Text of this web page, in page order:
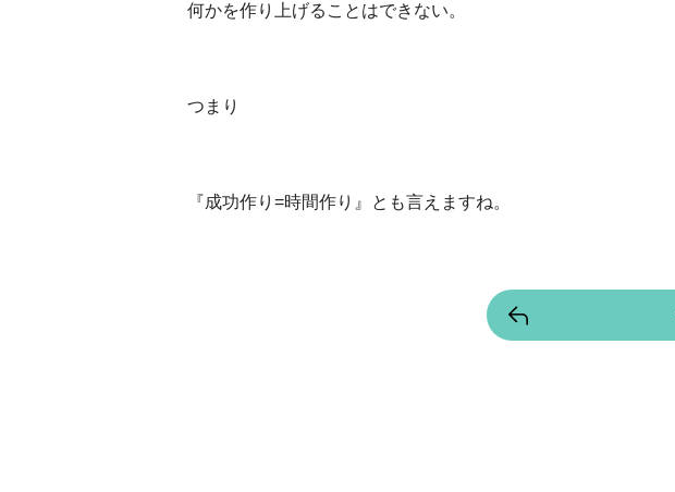
何かを作り上げることはできない。
つまり
『成功作り=時間作り』とも言えますね。